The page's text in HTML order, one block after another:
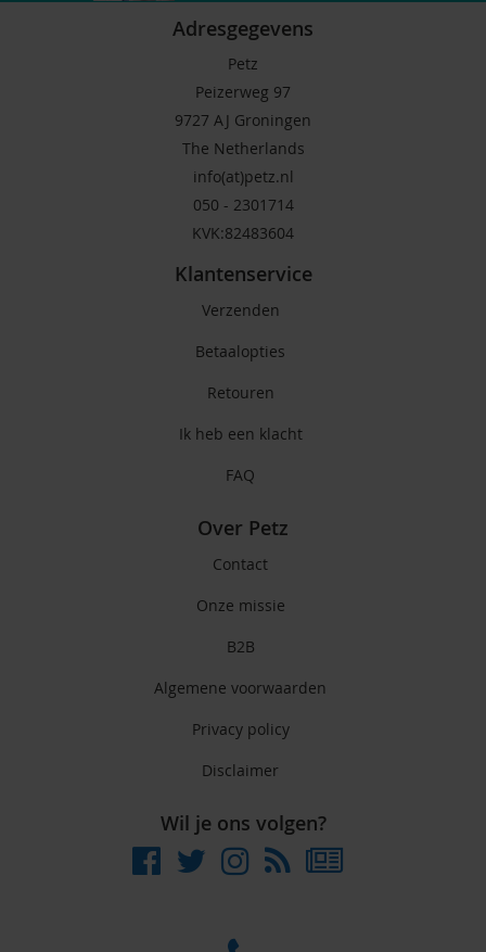
Adresgegevens
Petz
Peizerweg 97
9727 AJ Groningen
The Netherlands
info(at)petz.nl
050 - 2301714
KVK:82483604
Klantenservice
Verzenden
Betaalopties
Retouren
Ik heb een klacht
FAQ
Over Petz
Contact
Onze missie
B2B
Algemene voorwaarden
Privacy policy
Disclaimer
Wil je ons volgen?